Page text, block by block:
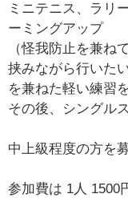
ミニテニス、ラリ
ーミングアップ
（怪我防止を兼ね
挟みながら行いた
を兼ねた軽い練習
その後、シングル
中上級程度の方を
参加費は 1人 1500